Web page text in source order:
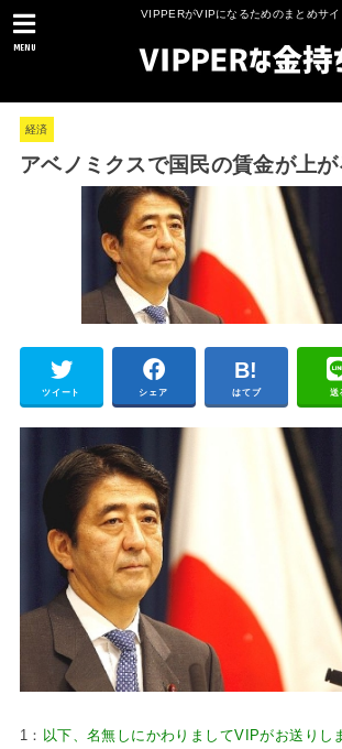
VIPPERがVIPになるためのまとめサイ
MENU
経済
アベノミクスで国民の賃金が上
ツイート シェア はてブ 送
1： 以下、名無しにかわりましてVIPがお送りし